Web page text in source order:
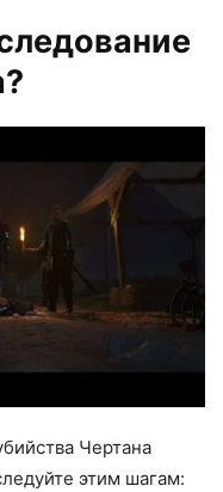
Чертана
этим шагам: